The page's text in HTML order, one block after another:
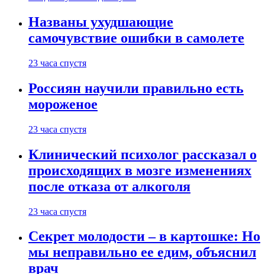
Названы ухудшающие
самочувствие ошибки в самолете
23 часа спустя
Россиян научили правильно есть
мороженое
23 часа спустя
Клинический психолог рассказал о
происходящих в мозге изменениях
после отказа от алкоголя
23 часа спустя
Секрет молодости – в картошке: Но
мы неправильно ее едим, объяснил
врач